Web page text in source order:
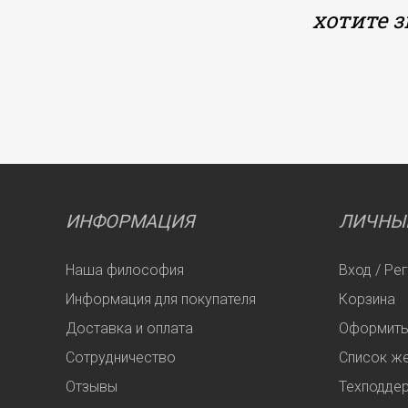
хотите
ИНФОРМАЦИЯ
Наша философия
Информация для покупателя
Доставка и оплата
Сотрудничество
Отзывы
Вход /
Корзина
Список